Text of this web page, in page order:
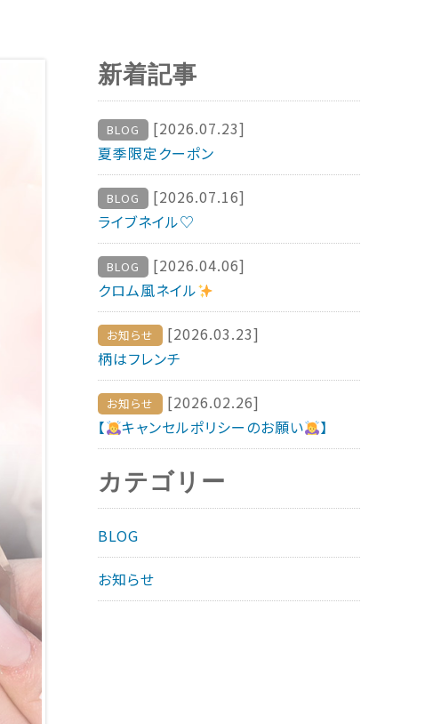
新着記事
BLOG
[2026.07.23]
夏季限定クーポン
BLOG
[2026.07.16]
ライブネイル♡
BLOG
[2026.04.06]
クロム風ネイル
お知らせ
[2026.03.23]
柄はフレンチ
お知らせ
[2026.02.26]
【
キャンセルポリシーのお願い 】
カテゴリー
BLOG
お知らせ